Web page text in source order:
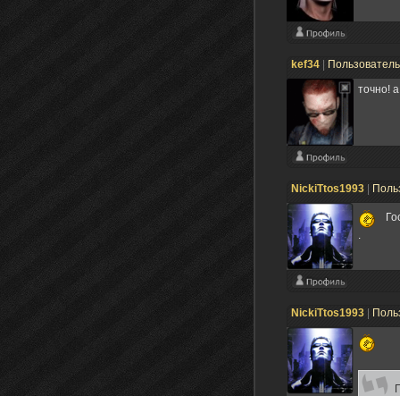
kef34
точно!
NickiTtos1993
.
NickiTtos1993